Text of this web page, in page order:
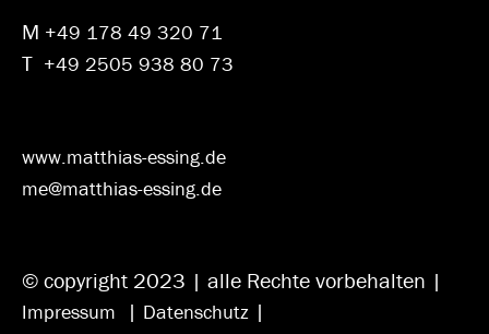
M +49 178 49 320 71
T +49 2505 938 80 73
www.matthias-essing.de
me@matthias-essing.de
© copyright 2023 | alle Rechte vorbehalten |
Impressum | Datenschutz |